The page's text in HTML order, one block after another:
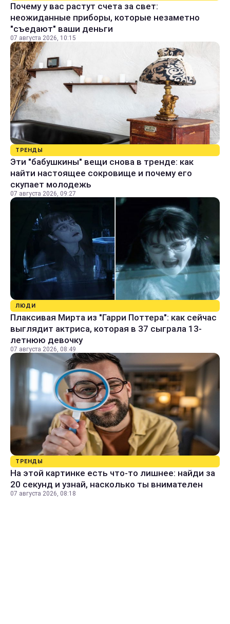
Почему у вас растут счета за свет:
неожиданные приборы, которые незаметно
"съедают" ваши деньги
07 августа 2026, 10:15
ТРЕНДЫ
Эти "бабушкины" вещи снова в тренде: как
найти настоящее сокровище и почему его
скупает молодежь
07 августа 2026, 09:27
ЛЮДИ
Плаксивая Мирта из "Гарри Поттера": как сейчас
выглядит актриса, которая в 37 сыграла 13-
летнюю девочку
07 августа 2026, 08:49
ТРЕНДЫ
На этой картинке есть что-то лишнее: найди за
20 секунд и узнай, насколько ты внимателен
07 августа 2026, 08:18